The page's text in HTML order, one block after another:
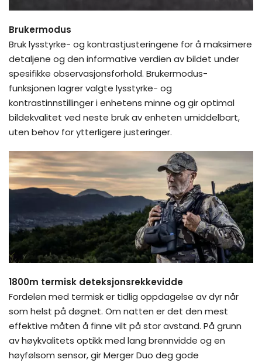
Brukermodus
Bruk lysstyrke- og kontrastjusteringene for å maksimere
detaljene og den informative verdien av bildet under
spesifikke observasjonsforhold. Brukermodus-
funksjonen lagrer valgte lysstyrke- og
kontrastinnstillinger i enhetens minne og gir optimal
bildekvalitet ved neste bruk av enheten umiddelbart,
uten behov for ytterligere justeringer.
1800m termisk deteksjonsrekkevidde
Fordelen med termisk er tidlig oppdagelse av dyr når
som helst på døgnet. Om natten er det den mest
effektive måten å finne vilt på stor avstand. På grunn
av høykvalitets optikk med lang brennvidde og en
høyfølsom sensor, gir Merger Duo deg gode